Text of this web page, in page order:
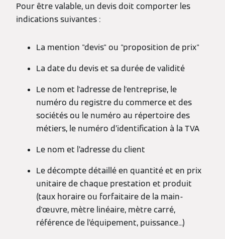
Pour être valable, un devis doit comporter les
indications suivantes :
La mention "devis" ou "proposition de prix"
La date du devis et sa durée de validité
Le nom et l'adresse de l'entreprise, le
numéro du registre du commerce et des
sociétés ou le numéro au répertoire des
métiers, le numéro d’identification à la TVA
Le nom et l’adresse du client
Le décompte détaillé en quantité et en prix
unitaire de chaque prestation et produit
(taux horaire ou forfaitaire de la main-
d'œuvre, mètre linéaire, mètre carré,
référence de l’équipement, puissance...)